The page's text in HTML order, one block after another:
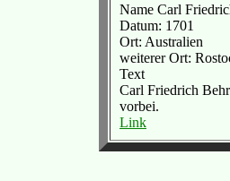
Name Carl
Datum: 1701
Ort: Australien
weiterer Ort:
Text
Carl Friedrich
vorbei.
Link